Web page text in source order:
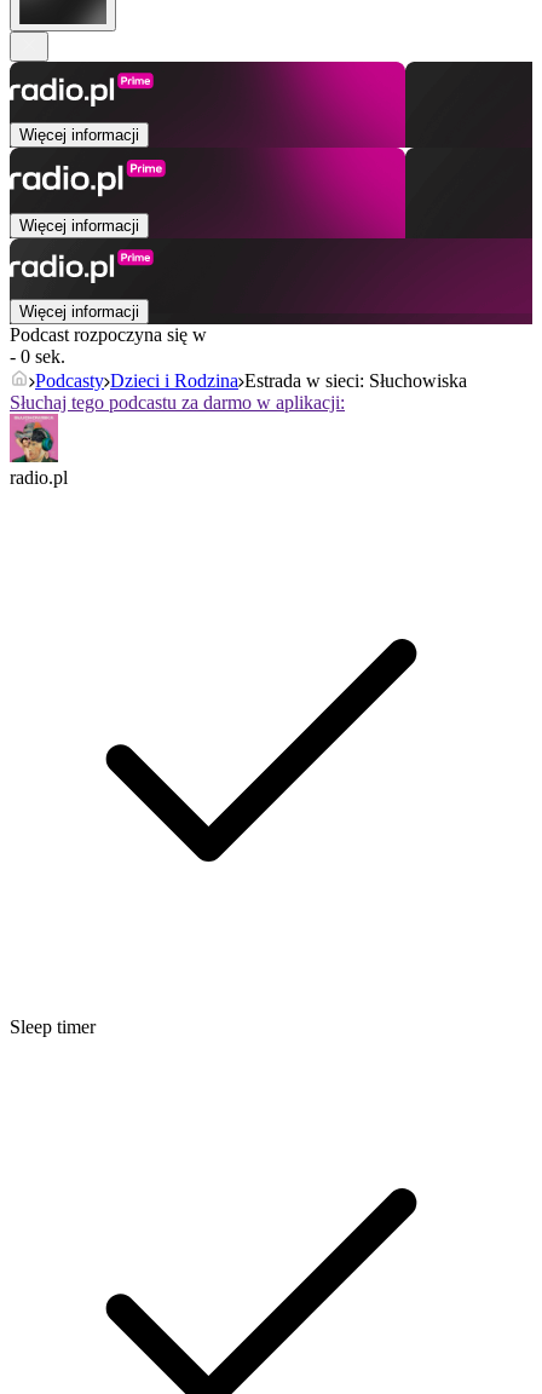
Więcej informacji
Więcej informacji
Więcej informacji
Podcast rozpoczyna się w
- 0 sek.
Podcasty Dzieci i Rodzina Estrada w sieci: Słuchowiska
Słuchaj tego podcastu za darmo w aplikacji:
radio.pl
Sleep timer